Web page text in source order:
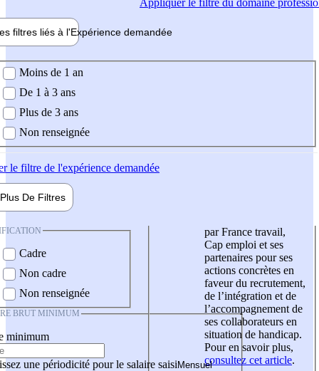
Appliquerle filtre du domaine
filtres liés à l'Expérience demandée
demandée
Moins de 1 an
De 1 à 3 ans
Plus de 3 ans
Non renseignée
le filtre de l'expérience demandée
Plus De Filtres
Cadre
Non cadre
Non renseignée
BRUT MINIMUM
minimum
une périodicité pour le salaire saisi
par France travail,
Cap emploi et ses
partenaires pour ses
actions concrètes en
faveur du recrutement,
de l’intégration et de
l’accompagnement de
ses collaborateurs en
situation de handicap.
Pour en savoir plus,
consultez cet article.